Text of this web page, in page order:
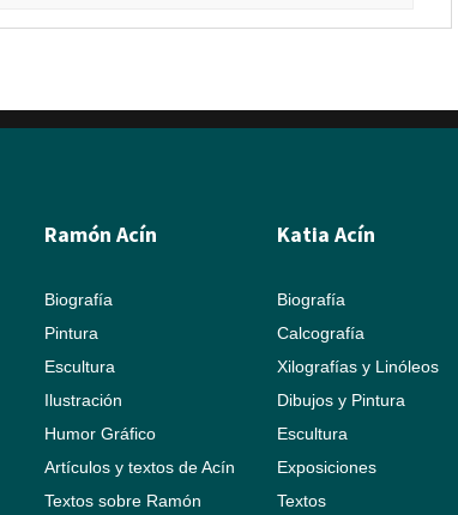
Ramón Acín
Biografía
Pintura
Escultura
Ilustración
Humor Gráfico
Artículos y textos de Acín
Textos sobre Ramón
Katia Acín
Biografía
Calcografía
Xilografías y Linóleos
Dibujos y Pintura
Escultura
Exposiciones
Textos